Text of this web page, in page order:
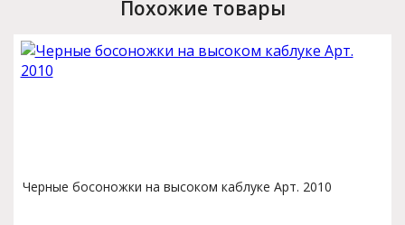
Похожие товары
Черные босоножки на высоком каблуке Арт. 2010